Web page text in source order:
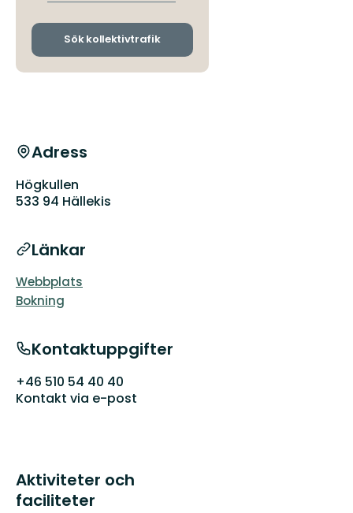
och
Sök kollektivtrafik
Adress
Högkullen
533 94 Hällekis
Länkar
Webbplats
Bokning
Kontaktuppgifter
+46 510 54 40 40
Kontakt via e-post
Aktiviteter och
faciliteter